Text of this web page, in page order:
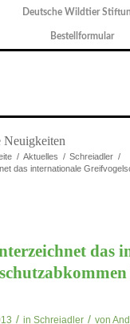
Deutsche Wildtier
Bestellformular
/ Aktuelles / Schreiadler /
das internationale
das
/ in Schreiadler / von